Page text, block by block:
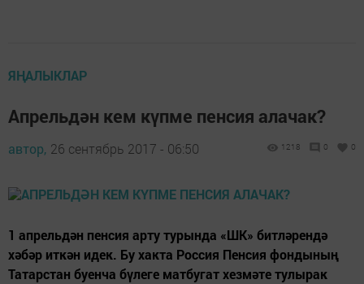
ЯҢАЛЫКЛАР
Апрельдән кем күпме пенсия алачак?
автор, 26 сентябрь 2017 - 06:50 1218 0 0
1 апрельдән пенсия арту турында «ШК» битләрендә
хәбәр иткән идек. Бу хакта ­Россия Пенсия фондының
Татарстан буенча бүлеге матбугат хезмәте тулырак